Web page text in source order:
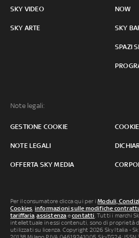
SKY VIDEO
SKY ARTE
NOW
SKY
SPAZI
Note legali:
GESTIONE COOKIE
NOTE LEGALI
OFFERTA SKY MEDIA
Per il consumatore clicca qui per iModuli,
Cookies informazioni sulle modifiche
tariffaria ,assistenza econtatti . Tutti i marchi
intellettuale in essi contenuti, sono di proprietà
utilizzati su licenza. Copyright 2026 Sky Italia -